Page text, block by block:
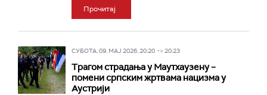
Прочитај
СУБОТА, 09. МАЈ 2026, 20:20 -> 20:23
Трагом страдања у Маутхаузену –
помени српским жртвама нацизма у
Аустрији